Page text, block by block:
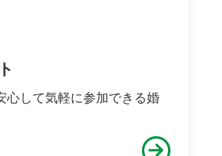
心して気軽に参加できる婚